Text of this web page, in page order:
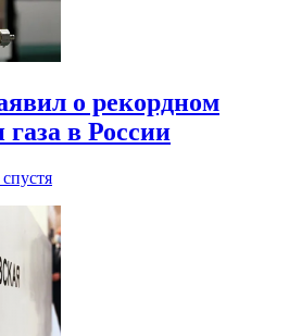
о рекордном
газа в России